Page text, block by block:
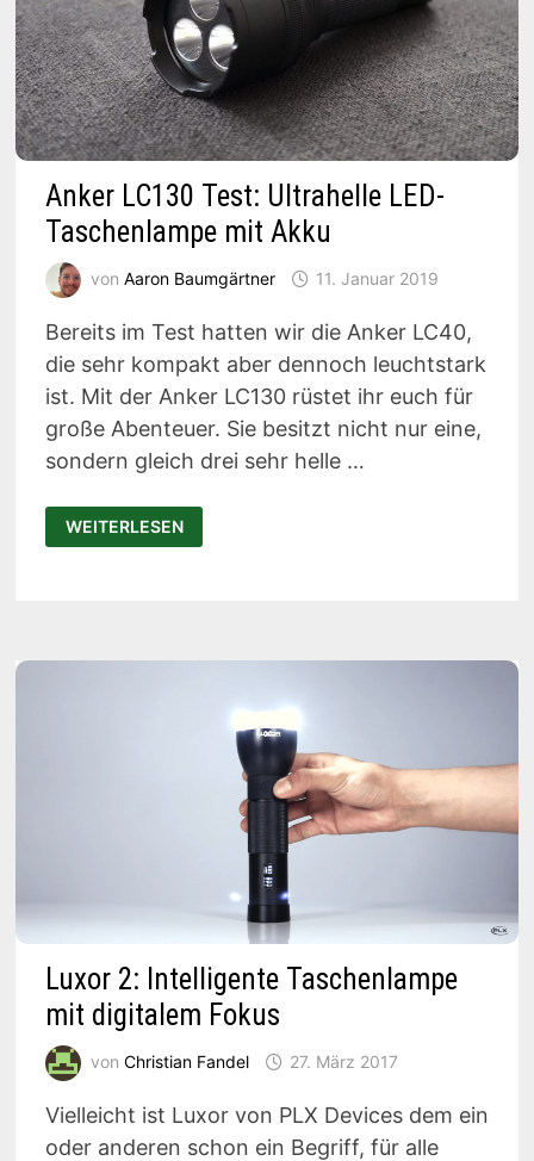
Anker LC130 Test: Ultrahelle LED-
Taschenlampe mit Akku
von Aaron Baumgärtner 11. Januar 2019
Bereits im Test hatten wir die Anker LC40,
die sehr kompakt aber dennoch leuchtstark
ist. Mit der Anker LC130 rüstet ihr euch für
große Abenteuer. Sie besitzt nicht nur eine,
sondern gleich drei sehr helle …
ANKER
LC130
TEST:
WEITERLESEN
Luxor 2: Intelligente Taschenlampe
mit digitalem Fokus
von Christian Fandel 27. März 2017
Vielleicht ist Luxor von PLX Devices dem ein
oder anderen schon ein Begriff, für alle